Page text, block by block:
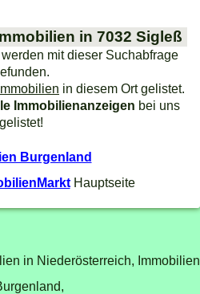
in 7032 Sigleß
mit dieser Suchabfrage
in diesem Ort gelistet.
Immobilienanzeigen bei uns
gelistet!
Burgenland
Hauptseite
in Niederösterreich, Immobilien